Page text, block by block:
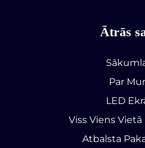
Ātrās
Par
LED
Viss Viens
Atbalsta